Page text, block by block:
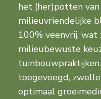
het (her)potten van
milieuvriendelijke
100% veenvrij,
milieubewuste
toegevoegd,
optimaal